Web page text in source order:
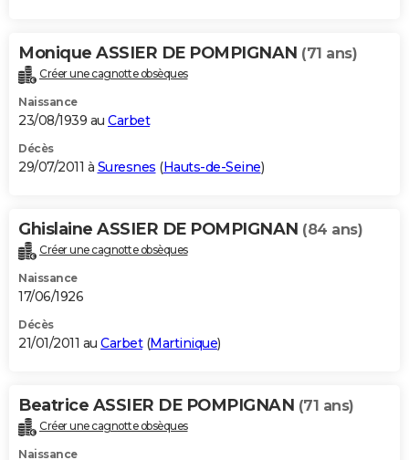
Monique ASSIER DE POMPIGNAN (71 ans)
Créer une cagnotte obsèques
Naissance
23/08/1939 au Carbet
Décès
29/07/2011 à Suresnes (Hauts-de-Seine)
Ghislaine ASSIER DE POMPIGNAN (84 ans)
Créer une cagnotte obsèques
Naissance
17/06/1926
Décès
21/01/2011 au Carbet(Martinique)
Beatrice ASSIER DE POMPIGNAN (71 ans)
Créer une cagnotte obsèques
Naissance